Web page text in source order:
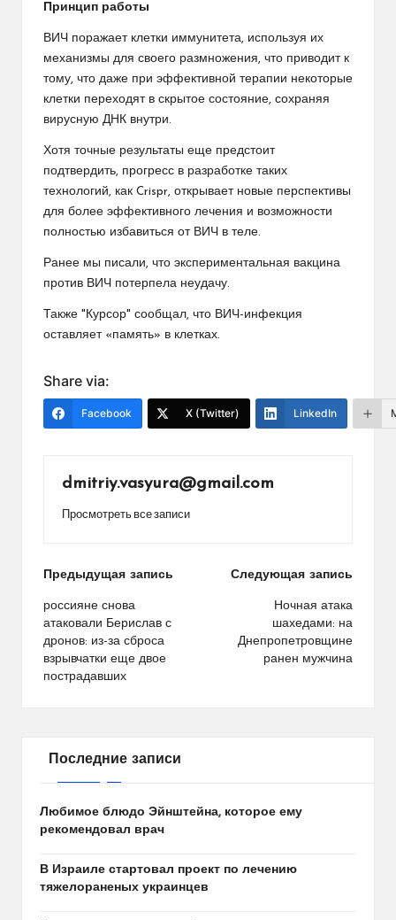
Принцип работы
ВИЧ поражает клетки иммунитета, используя их
механизмы для своего размножения, что приводит к
тому, что даже при эффективной терапии некоторые
клетки переходят в скрытое состояние, сохраняя
вирусную ДНК внутри.
Хотя точные результаты еще предстоит
подтвердить, прогресс в разработке таких
технологий, как Crispr, открывает новые перспективы
для более эффективного лечения и возможности
полностью избавиться от ВИЧ в теле.
Ранее мы писали, что экспериментальная вакцина
против ВИЧ потерпела неудачу.
Также "Курсор" сообщал, что ВИЧ-инфекция
оставляет «память» в клетках.
Share via:
Facebook X (Twitter) LinkedIn
dmitriy.vasyura@gmail.com
Просмотреть все записи
Навигация
по
записям
Предыдущая запись
россияне снова
атаковали Берислав с
дронов: из-за сброса
взрывчатки еще двое
пострадавших
Следующая запись
Ночная атака
шахедами: на
Днепропетровщине
ранен мужчина
Последние записи
Любимое блюдо Эйнштейна, которое ему
рекомендовал врач
В Израиле стартовал проект по лечению
тяжелораненых украинцев